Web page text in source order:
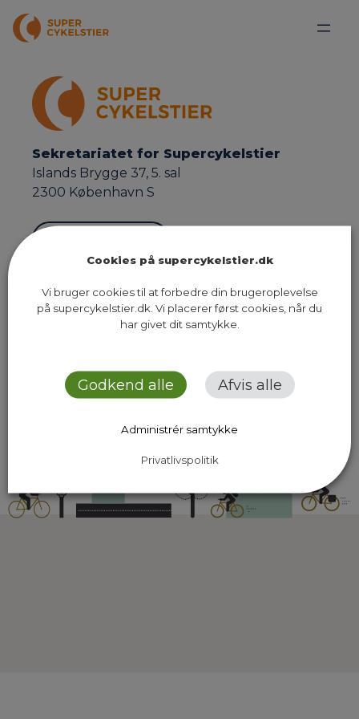
Sekretariatet for Supercykelstier
Islands Brygge 37, 5. sal
2300 København S
Ruter Presse
Dokumenter
Om os
Kontakt
Cookies på supercykelstier.dk
Vi bruger cookies til at forbedre din brugeroplevelse
på supercykelstier.dk. Vi placerer først cookies, når du
har givet dit samtykke.
Godkend alle Afvis alle
Administrér samtykke
Privatlivspolitik